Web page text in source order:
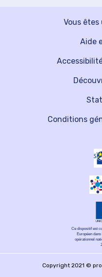
Vous
Aide
Conditions
Ce dispositif est
Européen
opérationnel
Copyright 2021 ©